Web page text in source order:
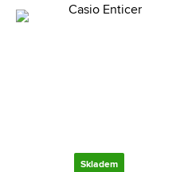
Skladem